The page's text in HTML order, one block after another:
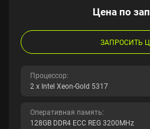
Цена по
ЗАПРОСИТЬ
Процессор:
2 x Intel Xeon-Gold 5317
Оперативная память:
128GB DDR4 ECC REG 3200MHz